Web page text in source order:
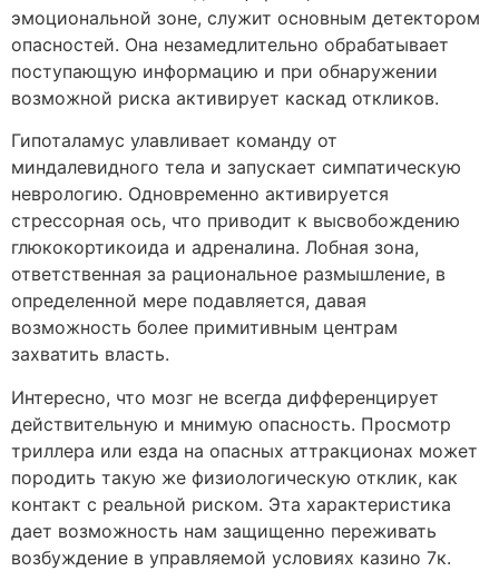
эмоциональной зоне, служит основным детектором
опасностей. Она незамедлительно обрабатывает
поступающую информацию и при обнаружении
возможной риска активирует каскад откликов.
Гипоталамус улавливает команду от
миндалевидного тела и запускает симпатическую
неврологию. Одновременно активируется
стрессорная ось, что приводит к высвобождению
глюкокортикоида и адреналина. Лобная зона,
ответственная за рациональное размышление, в
определенной мере подавляется, давая
возможность более примитивным центрам
захватить власть.
Интересно, что мозг не всегда дифференцирует
действительную и мнимую опасность. Просмотр
триллера или езда на опасных аттракционах может
породить такую же физиологическую отклик, как
контакт с реальной риском. Эта характеристика
дает возможность нам защищенно переживать
возбуждение в управляемой условиях казино 7к.